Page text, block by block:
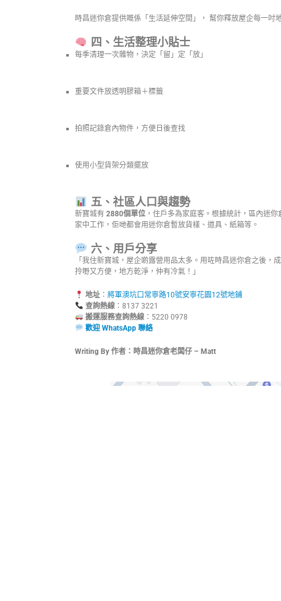
時昌迷你倉提供嘅係「生活延伸空間」， 幫你釋放屋企每一吋
四、生活整理小貼士
每季清理一次雜物，決定「留」定「放」
重要文件放透明膠箱＋標籤
拍照記錄倉內物件，方便日後查找
使用小型貨架分類擺放
五、社區人口與趨勢
新寶城有 2880個單位 ，住戶多為家庭客。根據統計，區內迷
家中工作，佢哋都會用迷你倉暫放貨樣、道具、紙箱等。
六、用戶分享
「我住新寶城，屋企啲露營用品太多。用咗時昌迷你倉之後，
拎嘢又方便，地方乾淨，仲有冷氣！」
地址： 將軍澳坑口常寧路10號安寧花園12號地鋪
查詢熱線：8137 3221
搬運服務查詢熱線：5220 0978
歡迎 WhatsApp 聯絡
Writing By 作者：時昌迷你倉老闆仔 – Matt